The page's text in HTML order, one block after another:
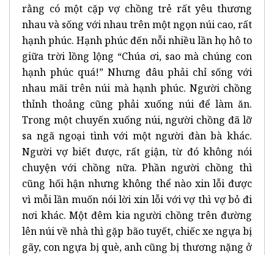
rằng có một cặp vợ chồng trẻ rất yêu thương
nhau và sống với nhau trên một ngọn núi cao, rất
hạnh phúc. Hạnh phúc đến nỗi nhiều lần họ hô to
giữa trời lồng lộng “Chúa ơi, sao mà chúng con
hạnh phúc quá!” Nhưng đâu phải chỉ sống với
nhau mãi trên núi mà hạnh phúc. Người chồng
thỉnh thoảng cũng phải xuống núi để làm ăn.
Trong một chuyến xuống núi, người chồng đã lỡ
sa ngã ngoại tình với một người đàn bà khác.
Người vợ biết được, rất giận, từ đó không nói
chuyện với chồng nữa. Phần người chồng thì
cũng hối hận nhưng không thể nào xin lỗi được
vì mỗi lần muốn nói lời xin lỗi với vợ thì vợ bỏ đi
nơi khác. Một đêm kia người chồng trên đường
lên núi về nhà thì gặp bão tuyết, chiếc xe ngựa bị
gãy, con ngựa bị què, anh cũng bị thương nặng ở